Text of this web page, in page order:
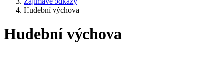
Hudební výchova
Hudební výchova